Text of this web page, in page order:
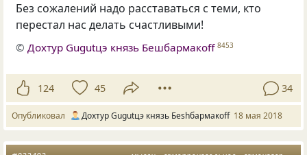
Без сожалений надо расставаться с теми, кто
перестал нас делать счастливыми!
© Дохтур Gugutцэ князь Бешбармакоff 8453
124 45 34
Опубликовал Дохтур Gugutцэ князь Беshбармакоff 18 мая 2018